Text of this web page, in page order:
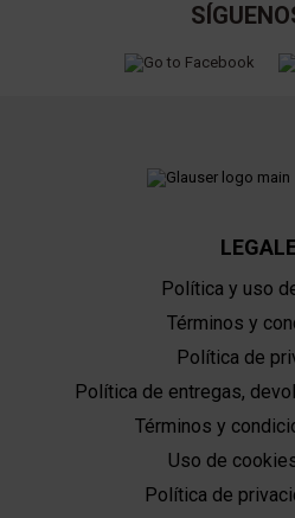
Política y uso
Términos y
Política de
Política de entregas,
Términos y
Uso de
Política de